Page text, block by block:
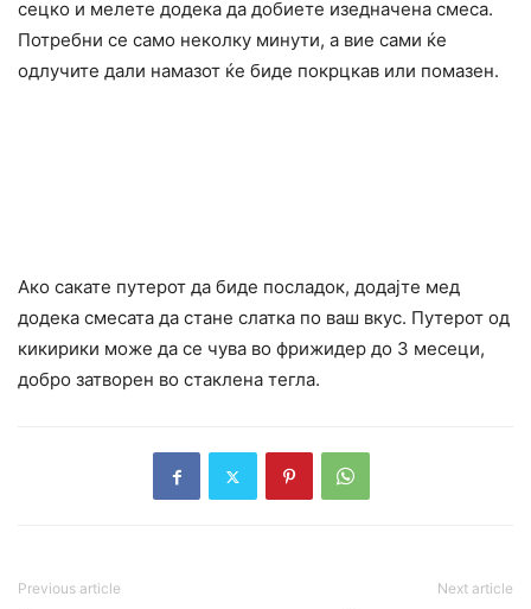
сецко и мелете додека да добиете изедначена смеса.
Потребни се само неколку минути, а вие сами ќе
одлучите дали намазот ќе биде покрцкав или помазен.
Ако сакате путерот да биде посладок, додајте мед
додека смесата да стане слатка по ваш вкус. Путерот од
кикирики може да се чува во фрижидер до 3 месеци,
добро затворен во стаклена тегла.
Previous article Next article